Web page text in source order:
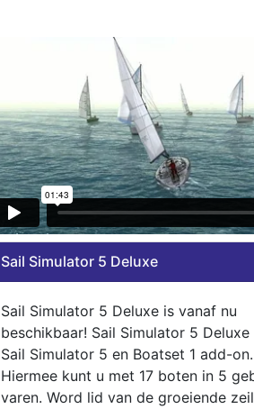
Sail Simulator 5 Deluxe
Sail Simulator 5 Deluxe is vanaf nu
beschikbaar! Sail Simulator 5
Sail Simulator 5 en Boatset 1 add-on.
Hiermee kunt u met 17 boten in 5
varen. Word lid van de groeiende zeil